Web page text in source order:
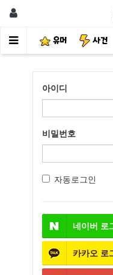
유머 사건
아이디
비밀번호
자동로그인
네이버 로
카카오 로